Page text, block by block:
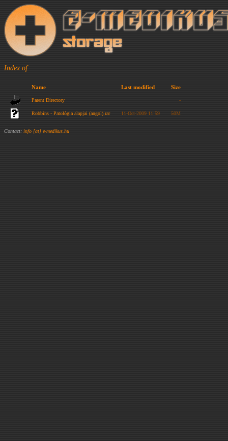
Index of
Name Last modified Size
Parent Directory -
Robbins - Patológia alapjai (angol).rar 11-Oct-2009 11:59 50M
Contact: info [at] e-medikus.hu